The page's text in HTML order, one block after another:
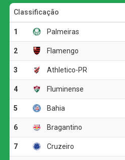
A primeira etapa foi marcada
disputa física. As duas equipes
para construir jogadas
foram raras.
A melhor oportunidade antes
Corinthians. Aos 23 minutos,
preciso para Matheuzinho, que
O ritmo aumentou no segundo
voltou a ameaçar aos 20
a bola no meio-campo e
dominou, girou diante da